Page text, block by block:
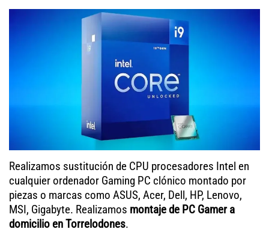
Realizamos sustitución de CPU procesadores Intel en
cualquier ordenador Gaming PC clónico montado por
piezas o marcas como ASUS, Acer, Dell, HP, Lenovo,
MSI, Gigabyte. Realizamos montaje de PC Gamer a
domicilio en Torrelodones.